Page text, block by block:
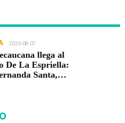
2026-08-07
llega al
De La Espriella:
Santa,